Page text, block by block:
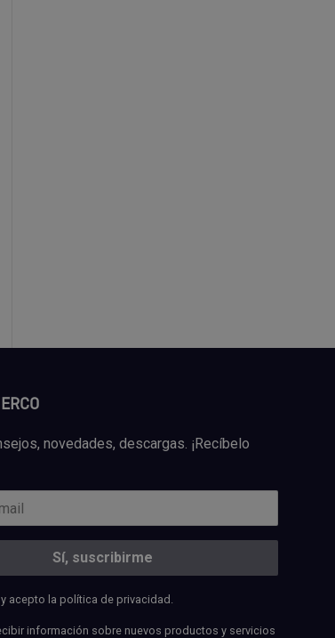
novedades, descargas. ¡Recíbelo
acepto la política de privacidad.
información sobre nuevos productos y servicios